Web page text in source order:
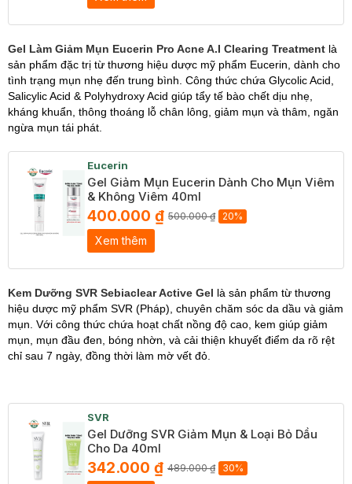
Gel Làm Giảm Mụn Eucerin Pro Acne A.I Clearing Treatment là
sản phẩm đặc trị từ thương hiệu dược mỹ phẩm Eucerin, dành cho
tình trạng mụn nhẹ đến trung bình. Công thức chứa Glycolic Acid,
Salicylic Acid & Polyhydroxy Acid giúp tẩy tế bào chết dịu nhẹ,
kháng khuẩn, thông thoáng lỗ chân lông, giảm mụn và thâm, ngăn
ngừa mụn tái phát.
Eucerin
Gel Giảm Mụn Eucerin Dành Cho Mụn Viêm
& Không Viêm 40ml
400.000 ₫ 500.000 ₫ 20%
Xem thêm
Kem Dưỡng SVR Sebiaclear Active Gel là sản phẩm từ thương
hiệu dược mỹ phẩm SVR (Pháp), chuyên chăm sóc da dầu và giảm
mụn. Với công thức chứa hoạt chất nồng độ cao, kem giúp giảm
mụn, mụn đầu đen, bóng nhờn, và cải thiện khuyết điểm da rõ rệt
chỉ sau 7 ngày, đồng thời làm mờ vết đỏ.
SVR
Gel Dưỡng SVR Giảm Mụn & Loại Bỏ Dầu
Cho Da 40ml
342.000 ₫ 489.000 ₫ 30%